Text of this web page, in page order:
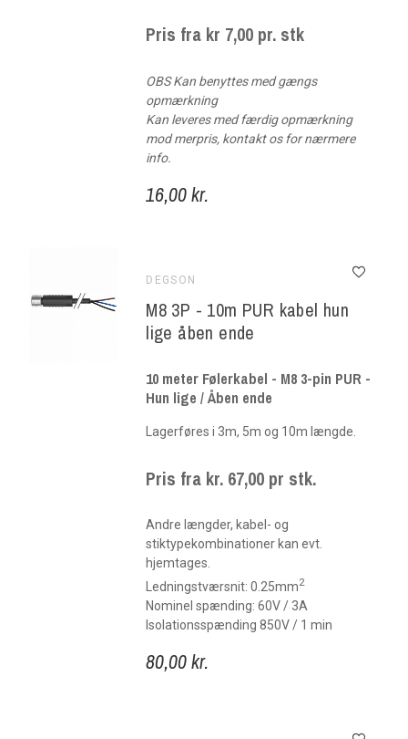
16,00 kr.
Pris fra kr 7,00 pr. stk
OBS Kan benyttes med gængs
opmærkning
Kan leveres med færdig opmærkning
mod merpris, kontakt os for nærmere
info.
DEGSON
M8 3P - 10m PUR kabel hun
lige åben ende
80,00 kr.
10 meter Følerkabel - M8 3-pin PUR -
Hun lige / Åben ende
Lagerføres i 3m, 5m og 10m længde.
Pris fra kr. 67,00 pr stk.
Andre længder, kabel- og
stiktypekombinationer kan evt.
hjemtages.
Ledningstværsnit: 0.25mm2
Nominel spænding: 60V / 3A
Isolationsspænding 850V / 1 min